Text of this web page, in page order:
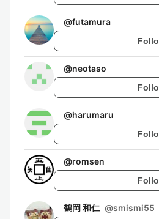
@futamura
@neotaso
@harumaru
@romsen
鶴岡 和仁 @smismi55